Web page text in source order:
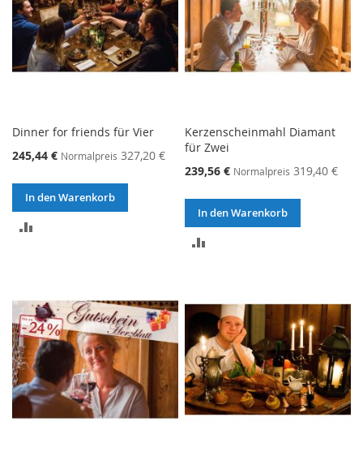
Dinner for friends für Vier
245,44 € Normalpreis 327,20 €
In den Warenkorb
Kerzenscheinmahl Diamant
für Zwei
239,56 € Normalpreis 319,40 €
In den Warenkorb